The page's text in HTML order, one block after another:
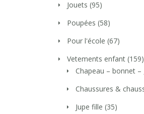
Jouets (95)
Poupées (58)
Pour l'école (67)
Vetements enfant (159)
Chapeau – bonnet –
Chaussures &
Jupe fille (35)